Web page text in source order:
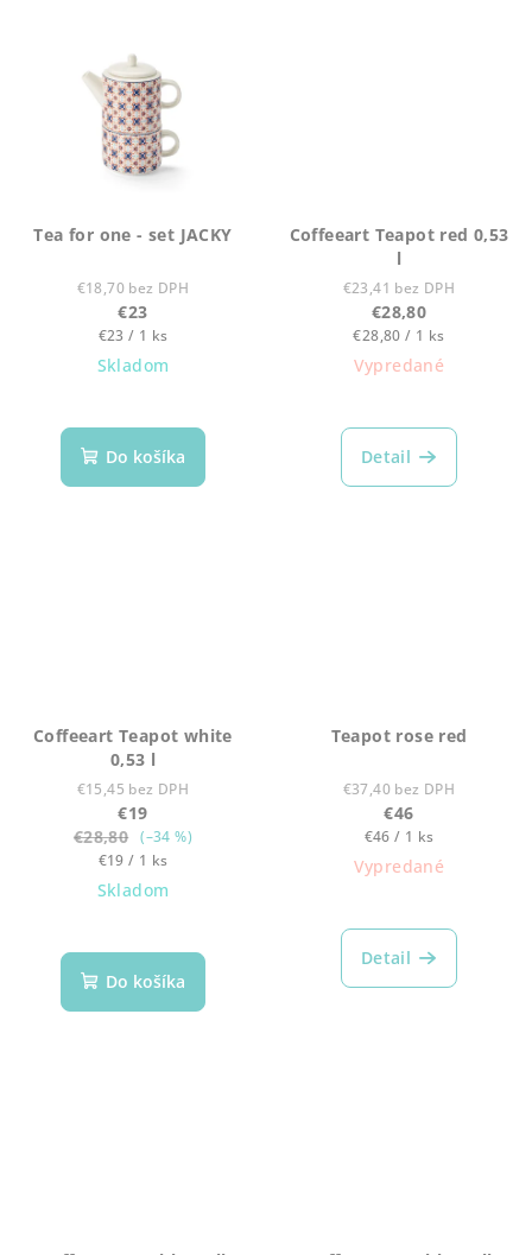
Tea for one - set JACKY
€18,70 bez DPH
€23
Jednotková
cena:
€23 / 1 ks
Skladom
Do košíka
Coffeeart Teapot red 0,53
l
€23,41 bez DPH
€28,80
Jednotková
cena:
€28,80 / 1 ks
Vypredané
Detail
Coffeeart Teapot white
0,53 l
€15,45 bez DPH
€19
€28,80
(–34 %)
Jednotková
cena:
€19 / 1 ks
Skladom
Do košíka
Teapot rose red
€37,40 bez DPH
€46
Jednotková
cena:
€46 / 1 ks
Vypredané
Detail